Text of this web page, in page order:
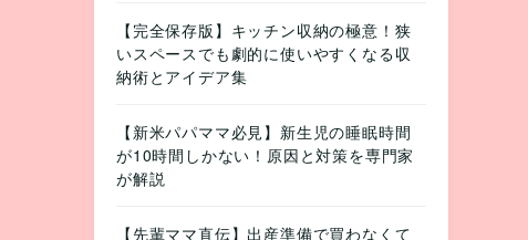
【完全保存版】キッチン収納の極意！狭
いスペースでも劇的に使いやすくなる収
納術とアイデア集
【新米パパママ必見】新生児の睡眠時間
が10時間しかない！原因と対策を専門家
が解説
【先輩ママ直伝】出産準備で買わなくて